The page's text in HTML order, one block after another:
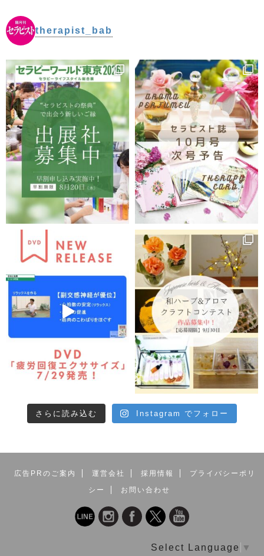
therapist_bab
さらに読み込む Instagram でフォロー
広告PRのご案内 運営会社 採用情報
プライバシーポリ
シー
お問い合わせ
Select Language ▼